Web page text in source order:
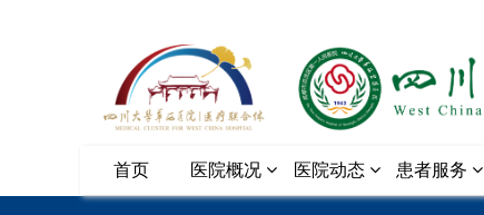
首页 医院概况 医院动态 患者服务